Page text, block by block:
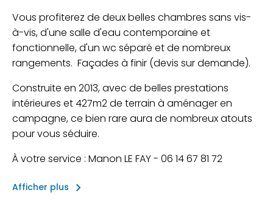
Vous profiterez de deux belles chambres sans vis-
à-vis, d'une salle d'eau contemporaine et
fonctionnelle, d'un wc séparé et de nombreux
rangements. Façades à finir (devis sur demande).
Construite en 2013, avec de belles prestations
intérieures et 427m2 de terrain à aménager en
campagne, ce bien rare aura de nombreux atouts
pour vous séduire.
À votre service : Manon LE FAY - 06 14 67 81 72
Afficher plus keyboard_arrow_right